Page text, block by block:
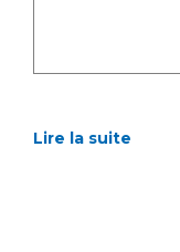
Lire la suite